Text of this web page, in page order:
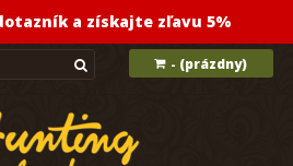
a získajte zľavu 5%
- (prázdny)